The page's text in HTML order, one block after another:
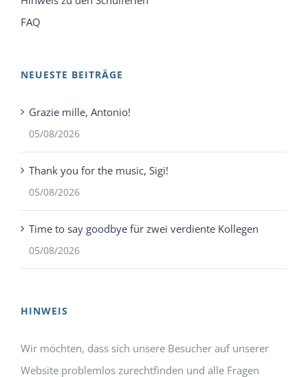
FAQ
NEUESTE BEITRÄGE
Grazie mille, Antonio!
05/08/2026
Thank you for the music, Sigi!
05/08/2026
Time to say goodbye für zwei verdiente Kollegen
05/08/2026
HINWEIS
Wir möchten, dass sich unsere Besucher auf unserer
Website problemlos zurechtfinden und alle Fragen